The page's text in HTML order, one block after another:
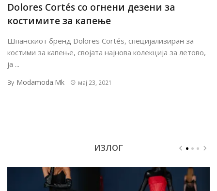
Dolores Cortés со огнени дезени за
костимите за капење
Шпанскиот бренд Dolores Cortés, специјализиран за
костими за капење, својата најнова колекција за летово,
ја ...
By Modamoda.mk мај 23, 2021
ИЗЛОГ